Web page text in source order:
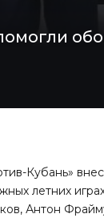
Кубань»
летних
Антон